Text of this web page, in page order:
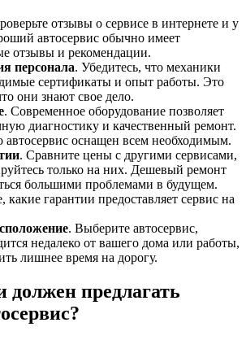
отзывы о сервисе в интернете и у
автосервис обычно имеет
отзывы и рекомендации.
персонала. Убедитесь, что механики
сертификаты и опыт работы. Это
они знают свое дело.
. Современное оборудование позволяет
диагностику и качественный ремонт.
автосервис оснащен всем необходимым.
. Сравните цены с другими сервисами,
только на них. Дешевый ремонт
большими проблемами в будущем.
какие гарантии предоставляет сервис на
. Выберите автосервис,
недалеко от вашего дома или работы,
лишнее время на дорогу.
должен предлагать